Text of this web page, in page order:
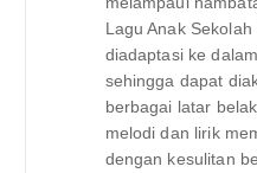
Lagu Anak
diadaptasi ke
sehingga dapat
berbagai latar
melodi dan lirik
dengan kesulitan